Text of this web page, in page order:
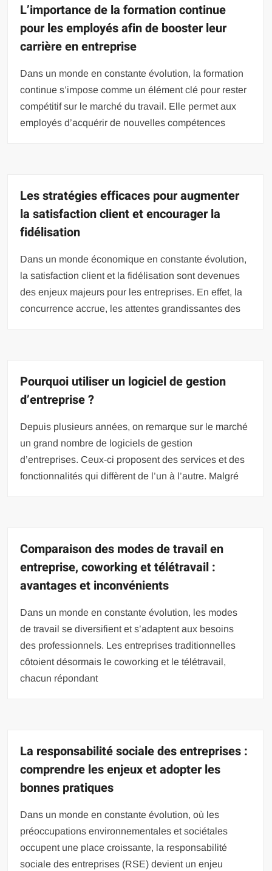
L’importance de la formation continue
pour les employés afin de booster leur
carrière en entreprise
Dans un monde en constante évolution, la formation
continue s’impose comme un élément clé pour rester
compétitif sur le marché du travail. Elle permet aux
employés d’acquérir de nouvelles compétences
Les stratégies efficaces pour augmenter
la satisfaction client et encourager la
fidélisation
Dans un monde économique en constante évolution,
la satisfaction client et la fidélisation sont devenues
des enjeux majeurs pour les entreprises. En effet, la
concurrence accrue, les attentes grandissantes des
Pourquoi utiliser un logiciel de gestion
d’entreprise ?
Depuis plusieurs années, on remarque sur le marché
un grand nombre de logiciels de gestion
d’entreprises. Ceux-ci proposent des services et des
fonctionnalités qui diffèrent de l’un à l’autre. Malgré
Comparaison des modes de travail en
entreprise, coworking et télétravail :
avantages et inconvénients
Dans un monde en constante évolution, les modes
de travail se diversifient et s’adaptent aux besoins
des professionnels. Les entreprises traditionnelles
côtoient désormais le coworking et le télétravail,
chacun répondant
La responsabilité sociale des entreprises :
comprendre les enjeux et adopter les
bonnes pratiques
Dans un monde en constante évolution, où les
préoccupations environnementales et sociétales
occupent une place croissante, la responsabilité
sociale des entreprises (RSE) devient un enjeu